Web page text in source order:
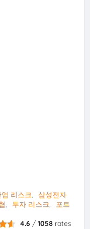
리스크
삼성전자
투자 리스크
포트
4.6 /1058 rates